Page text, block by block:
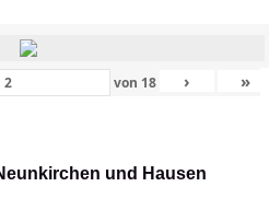
von 18 › »
und Hausen